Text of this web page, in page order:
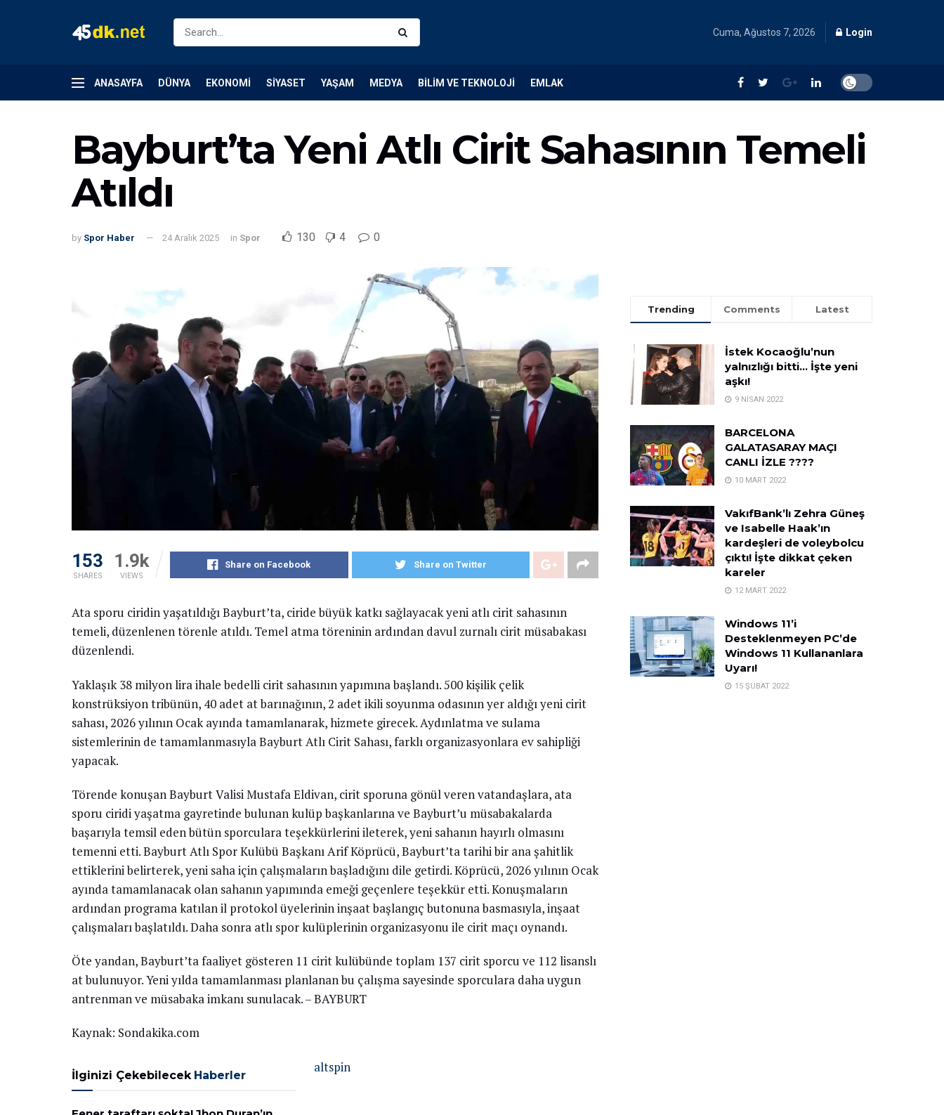
Cuma, Ağustos 7, 2026 Login
ANASAYFA DÜNYA EKONOMI SIYASET YAŞAM MEDYA BILIM VE TEKNOLOJI EMLAK
Bayburt’ta Yeni Atlı Cirit Sahasının Temeli
Atıldı
by Spor Haber 24 Aralık 2025 in Spor 130 4 0
153
SHARES
1.9k
VIEWS
Share on Facebook Share on Twitter
Ata sporu ciridin yaşatıldığı Bayburt’ta, ciride büyük katkı sağlayacak yeni atlı cirit sahasının
temeli, düzenlenen törenle atıldı. Temel atma töreninin ardından davul zurnalı cirit müsabakası
düzenlendi.
Yaklaşık 38 milyon lira ihale bedelli cirit sahasının yapımına başlandı. 500 kişilik çelik
konstrüksiyon tribünün, 40 adet at barınağının, 2 adet ikili soyunma odasının yer aldığı yeni cirit
sahası, 2026 yılının Ocak ayında tamamlanarak, hizmete girecek. Aydınlatma ve sulama
sistemlerinin de tamamlanmasıyla Bayburt Atlı Cirit Sahası, farklı organizasyonlara ev sahipliği
yapacak.
Törende konuşan Bayburt Valisi Mustafa Eldivan, cirit sporuna gönül veren vatandaşlara, ata
sporu ciridi yaşatma gayretinde bulunan kulüp başkanlarına ve Bayburt’u müsabakalarda
başarıyla temsil eden bütün sporculara teşekkürlerini ileterek, yeni sahanın hayırlı olmasını
temenni etti. Bayburt Atlı Spor Kulübü Başkanı Arif Köprücü, Bayburt’ta tarihi bir ana şahitlik
ettiklerini belirterek, yeni saha için çalışmaların başladığını dile getirdi. Köprücü, 2026 yılının Ocak
ayında tamamlanacak olan sahanın yapımında emeği geçenlere teşekkür etti. Konuşmaların
ardından programa katılan il protokol üyelerinin inşaat başlangıç butonuna basmasıyla, inşaat
çalışmaları başlatıldı. Daha sonra atlı spor kulüplerinin organizasyonu ile cirit maçı oynandı.
Öte yandan, Bayburt’ta faaliyet gösteren 11 cirit kulübünde toplam 137 cirit sporcu ve 112 lisanslı
at bulunuyor. Yeni yılda tamamlanması planlanan bu çalışma sayesinde sporculara daha uygun
antrenman ve müsabaka imkanı sunulacak. – BAYBURT
Kaynak: Sondakika.com
İlginizi Çekebilecek Haberler
altspin
Trending Comments Latest
İstek Kocaoğlu’nun
yalnızlığı bitti… İşte yeni
aşkı!
9 NISAN 2022
BARCELONA
GALATASARAY MAÇI
CANLI İZLE ????
10 MART 2022
VakıfBank’lı Zehra Güneş
ve Isabelle Haak’ın
kardeşleri de voleybolcu
çıktı! İşte dikkat çeken
kareler
12 MART 2022
Windows 11’i
Desteklenmeyen PC’de
Windows 11 Kullananlara
Uyarı!
15 ŞUBAT 2022